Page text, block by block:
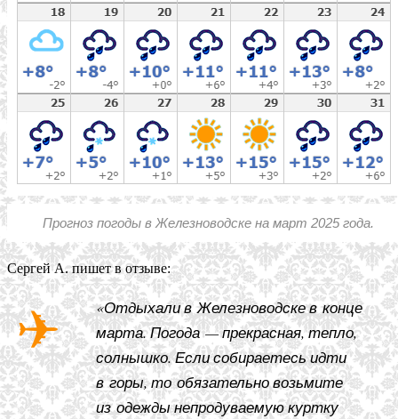
Прогноз погоды в Железноводске на март 2025 года.
Сергей А. пишет в отзыве:
«Отдыхали в Железноводске в конце
марта. Погода — прекрасная, тепло,
солнышко. Если собираетесь идти
в горы, то обязательно возьмите
из одежды непродуваемую куртку